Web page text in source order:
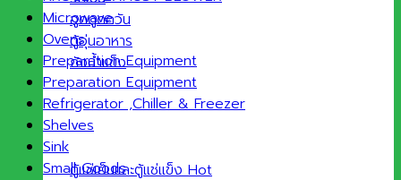
ฮูดดูดควัน
ตู้อุ่นอาหาร
ถังน้ำแข็ง
ตู้แช่เย็นและตู้แช่แข็ง
Microwave
Ovens
Preparation Equipment
Preparation Equipment
Refrigerator ,Chiller & Freezer
Shelves
Sink
Small Goods